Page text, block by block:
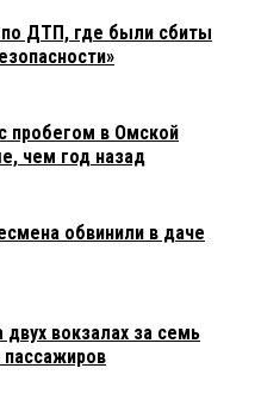
ДТП, где были сбиты
пробегом в Омской
чем год назад
обвинили в даче
вокзалах за семь